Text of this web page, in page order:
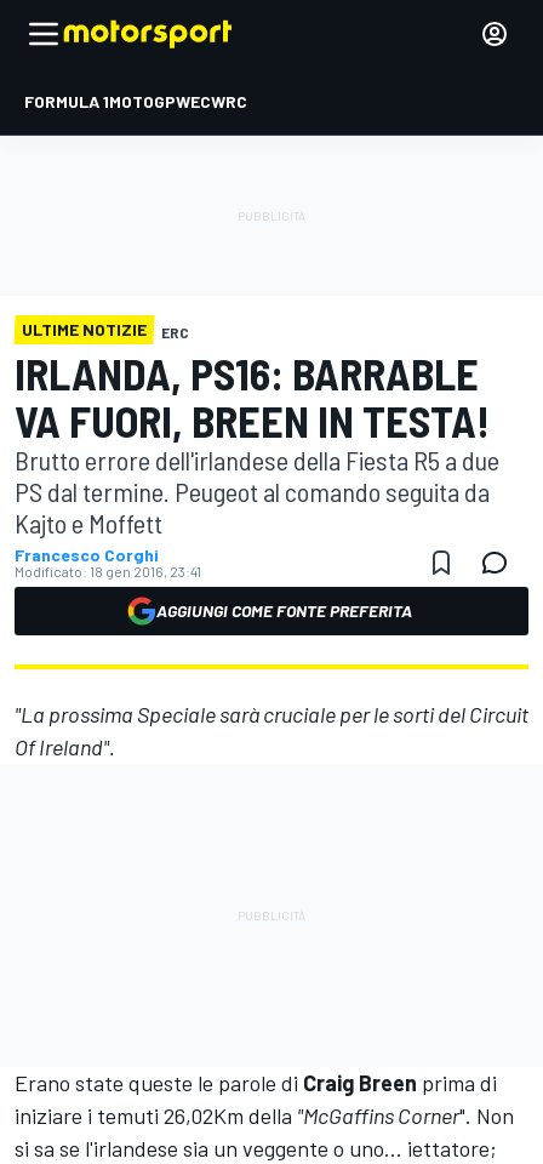
FORMULA 1MOTOGPWECWRC
ULTIME NOTIZIE ERC
IRLANDA, PS16: BARRABLE
VA FUORI, BREEN IN TESTA!
Brutto errore dell'irlandese della Fiesta R5 a due
PS dal termine. Peugeot al comando seguita da
Kajto e Moffett
Francesco Corghi
Modificato: 18 gen 2016, 23:41
AGGIUNGI COME FONTE PREFERITA
"La prossima Speciale sarà cruciale per le sorti del Circuit
Of Ireland".
Erano state queste le parole di Craig Breen prima di
iniziare i temuti 26,02Km della "McGaffins Corner". Non
si sa se l'irlandese sia un veggente o uno... iettatore;